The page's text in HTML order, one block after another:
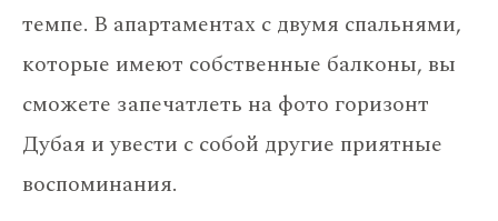
темпе. В апартаментах с двумя спальнями,
которые имеют собственные балконы, вы
сможете запечатлеть на фото горизонт
Дубая и увести с собой другие приятные
воспоминания.